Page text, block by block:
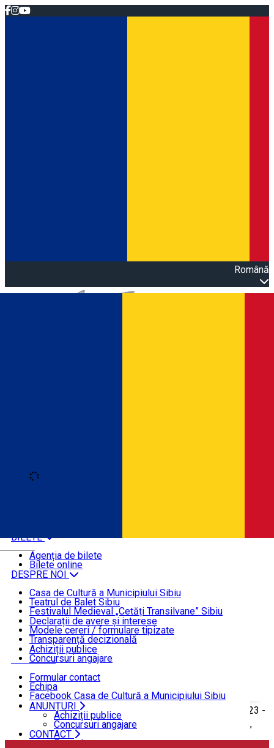
Română
BILETE
ȘTIRI
DESPRE NOI
INFORMAȚII DE INTERES PUBLIC
ANUNȚURI
CONTACT
Agenția de bilete
Bilete online
Casa de Cultură a Municipiului Sibiu
Teatrul de Balet Sibiu
Festivalul Medieval „Cetăți Transilvane” Sibiu
Funcționare
Declarații de avere și interese
Modele cereri / formulare tipizate
Transparență decizională
Achiziții publice
Concursuri angajare
Formular contact
Echipa
Facebook Casa de Cultură a Municipiului Sibiu
Facebook Teatrul de Balet Sibiu
Instagram Teatrul de Balet Sibiu
YouTube Teatrul de Balet Sibiu
ANUNȚURI
Achiziții publice
Concursuri angajare
CONTACT
Formular contact
Acasă ȘTIRI
Baletul sibian deschide stagiunea 2023 -
2024 cu premiera de baletul neoclasic „Cavalerul Rozelor”